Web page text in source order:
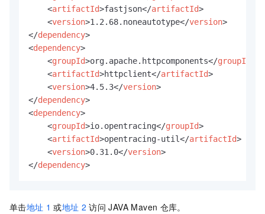
<artifactId>fastjson</artifactId>
<version>1.2.68.noneautotype</version>
</dependency>
<dependency>
<groupId>org.apache.httpcomponents</groupId
<artifactId>httpclient</artifactId>
<version>4.5.3</version>
</dependency>
<dependency>
<groupId>io.opentracing</groupId>
<artifactId>opentracing-util</artifactId>
<version>0.31.0</version>
</dependency>
单击地址 1 或地址 2 访问 JAVA Maven 仓库。